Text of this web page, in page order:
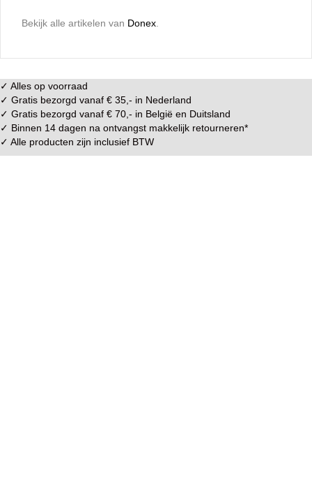
Bekijk alle artikelen van Donex
✓ Alles op voorraad
✓ Gratis bezorgd vanaf € 35,- in Nederland
✓ Gratis bezorgd vanaf € 70,- in België en Duitsland
✓ Binnen 14 dagen na ontvangst makkelijk retourneren*
✓ Alle producten zijn inclusief BTW